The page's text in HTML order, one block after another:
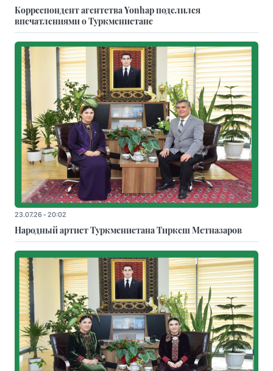
Корреспондент агентства Yonhap поделился
впечатлениями о Туркменистане
23.07.26 - 20:02
Народный артист Туркменистана Тиркеш Мeтназаров